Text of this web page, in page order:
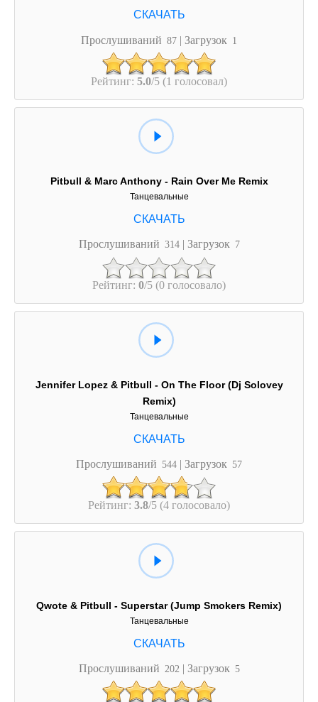
Прослушиваний 87 | Загрузок 1
Рейтинг: 5.0/5 (1 голосовал)
Pitbull & Marc Anthony - Rain Over Me Remix
Танцевальные
Прослушиваний 314 | Загрузок 7
Рейтинг: 0/5 (0 голосовало)
Jennifer Lopez & Pitbull - On The Floor (Dj Solovey
Remix)
Танцевальные
Прослушиваний 544 | Загрузок 57
Рейтинг: 3.8/5 (4 голосовало)
Qwote & Pitbull - Superstar (Jump Smokers Remix)
Танцевальные
Прослушиваний 202 | Загрузок 5